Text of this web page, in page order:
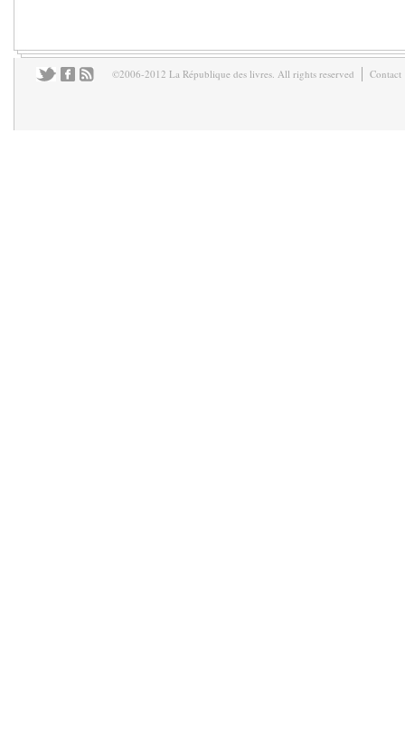
©2006-2012 La République des livres. All rights reserved Contact